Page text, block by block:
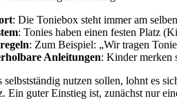
: Die Toniebox steht immer am
: Tonies haben einen festen Platz
: Zum Beispiel: „Wir tragen
Anleitungen: Kinder merken
nutzen sollen, lohnt es
Ein guter Einstieg ist, zunächst nur